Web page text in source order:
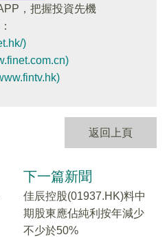
，把握投資先機
)
返回上頁
下一篇新聞
佳辰控股(01937.HK)料中
期股東應佔純利按年減少
不少於50%